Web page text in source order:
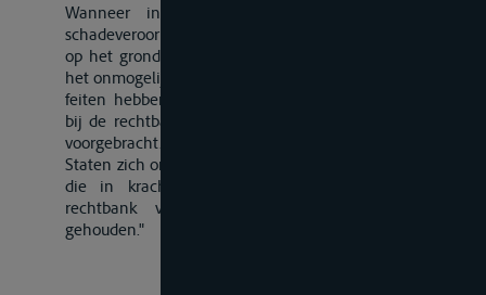
Wanneer in het geval van artikel 34, lIc de
schadeveroorzakende feiten zich hebben voorgedaan
op het grondgebied van twee Oeverstaten of wanneer
het onmogelijk is vast te stellen op welk grondgebied de
feiten hebben plaatsgevonden, berust de bevoegdheid
bij de rechtbank alwaar de zaak alleen of het eerst is
voorgebracht. Wanneer de rechtbank van een der
Staten zich onbevoegd heeft verklaard bij een uitspraak
die in kracht van gewijsde is gegaan, wordt de
rechtbank van de andere Staat voor bevoegd
gehouden."